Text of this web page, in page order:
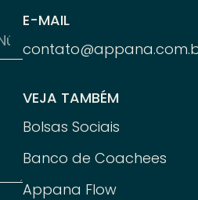
E-MAIL
VEJA TAMBÉM
Bolsas Sociais
Banco de Coachees
Appana Flow